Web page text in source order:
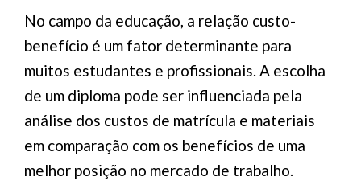
No campo da educação, a relação custo-
benefício é um fator determinante para
muitos estudantes e profissionais. A escolha
de um diploma pode ser influenciada pela
análise dos custos de matrícula e materiais
em comparação com os benefícios de uma
melhor posição no mercado de trabalho.